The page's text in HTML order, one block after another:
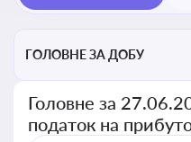
ГОЛОВНЕ ЗА ДОБУ
Головне за
податок на